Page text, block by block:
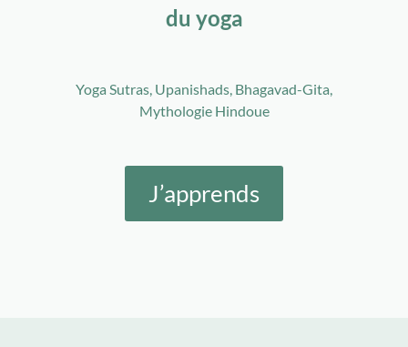
du yoga
Yoga Sutras, Upanishads, Bhagavad-Gita,
Mythologie Hindoue
J’apprends